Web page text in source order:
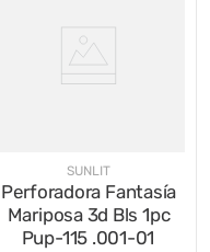
SUNLIT
Perforadora Fantasía
Mariposa 3d Bls 1pc
Pup-115 .001-01